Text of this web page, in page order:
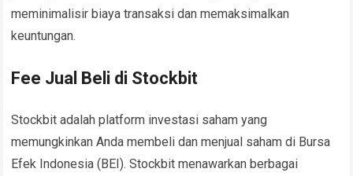
meminimalisir biaya transaksi dan memaksimalkan
keuntungan.
Fee Jual Beli di Stockbit
Stockbit adalah platform investasi saham yang
memungkinkan Anda membeli dan menjual saham di Bursa
Efek Indonesia (BEI). Stockbit menawarkan berbagai